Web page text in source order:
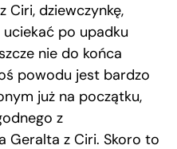
Ciri, dziewczynkę,
uciekać po upadku
nie do końca
powodu jest bardzo
już na początku,
z
Geralta z Ciri. Skoro to